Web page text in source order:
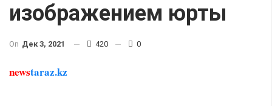
изображением юрты
On Дек 3, 2021 420 0
newstaraz.kz